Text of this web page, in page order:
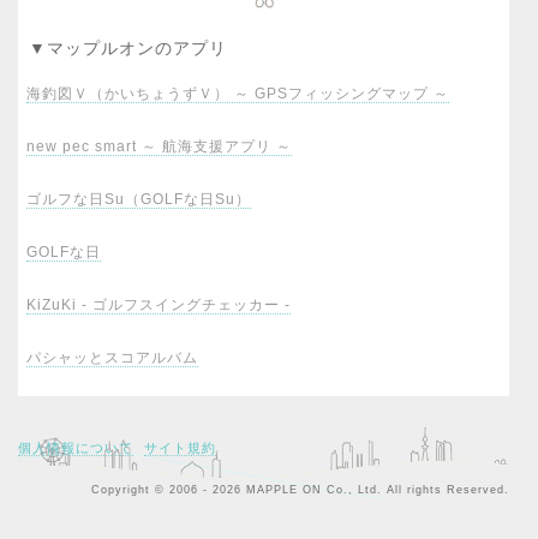
▼マップルオンのアプリ
海釣図Ｖ（かいちょうずＶ） ～ GPSフィッシングマップ ～
new pec smart ～ 航海支援アプリ ～
ゴルフな日Su（GOLFな日Su）
GOLFな日
KiZuKi - ゴルフスイングチェッカー -
パシャッとスコアルバム
個人情報について サイト規約
Copyright © 2006 - 2026 MAPPLE ON Co., Ltd. All rights Reserved.